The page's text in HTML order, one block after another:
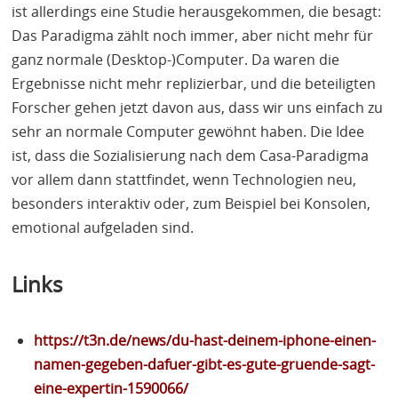
ist allerdings eine Studie herausgekommen, die besagt:
Das Paradigma zählt noch immer, aber nicht mehr für
ganz normale (Desktop-)Computer. Da waren die
Ergebnisse nicht mehr replizierbar, und die beteiligten
Forscher gehen jetzt davon aus, dass wir uns einfach zu
sehr an normale Computer gewöhnt haben. Die Idee
ist, dass die Sozialisierung nach dem Casa-Paradigma
vor allem dann stattfindet, wenn Technologien neu,
besonders interaktiv oder, zum Beispiel bei Konsolen,
emotional aufgeladen sind.
Links
https://t3n.de/news/du-hast-deinem-iphone-einen-
namen-gegeben-dafuer-gibt-es-gute-gruende-sagt-
eine-expertin-1590066/